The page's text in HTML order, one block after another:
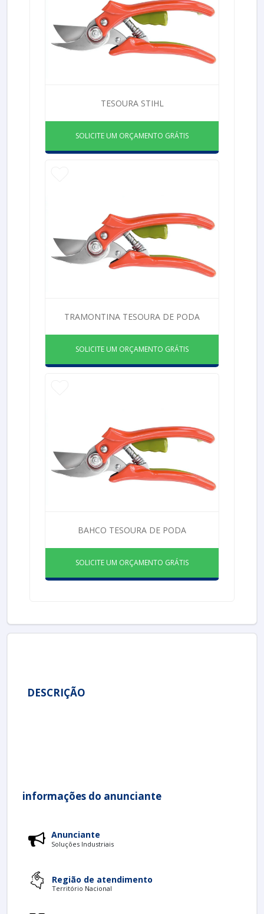
TESOURA STIHL
SOLICITE UM ORÇAMENTO GRÁTIS
TRAMONTINA TESOURA DE PODA
SOLICITE UM ORÇAMENTO GRÁTIS
BAHCO TESOURA DE PODA
SOLICITE UM ORÇAMENTO GRÁTIS
DESCRIÇÃO
informações do anunciante
Anunciante
Soluções Industriais
Região de atendimento
Território Nacional